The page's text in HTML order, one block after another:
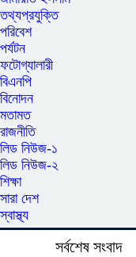
তথ্যপ্রযুক্তি
পরিবেশ
পর্যটন
ফটোগ্যালারী
বিএনপি
বিনোদন
মতামত
রাজনীতি
লিড নিউজ-১
লিড নিউজ-২
শিক্ষা
সারা দেশ
স্বাস্থ্য
সর্বশেষ সংবাদ